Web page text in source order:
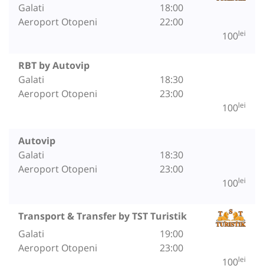
Galati
Aeroport Otopeni
18:00
22:00
100lei
RBT by Autovip
Galati
Aeroport Otopeni
18:30
23:00
100lei
Autovip
Galati
Aeroport Otopeni
18:30
23:00
100lei
Transport & Transfer by TST Turistik
Galati
Aeroport Otopeni
19:00
23:00
100lei